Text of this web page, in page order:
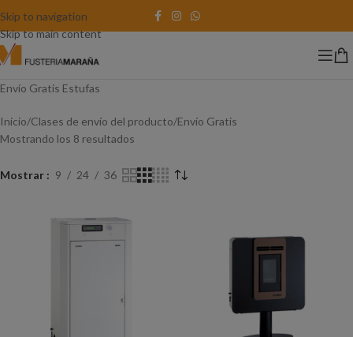
Skip to navigation
Skip to main content
Envío Gratis Estufas
Inicio Clases de envío del producto Envío Gratis
Mostrando los 8 resultados
Mostrar 9 24 36